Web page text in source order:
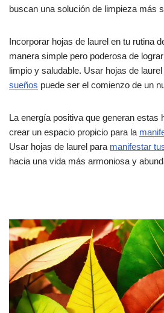
buscan una solución de limpieza más
Incorporar hojas de laurel en tu rutina
manera simple pero poderosa de
limpio y saludable. Usar hojas de
sueños puede ser el comienzo de un
La energía positiva que generan estas
crear un espacio propicio para la
Usar hojas de laurel para manifestar
hacia una vida más armoniosa y